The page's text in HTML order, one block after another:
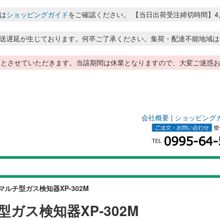
ショッピングガイドをご確認ください。 【当日出荷受注締切時間
遅延が生じております。何卒ご了承ください。集荷・配達不能地域
させていただきます。当該期間は休業となりますので、大変ご迷惑
会社概要 | ショッピング
ルチ型ガス検知器XP-302M
ガス検知器XP-302M